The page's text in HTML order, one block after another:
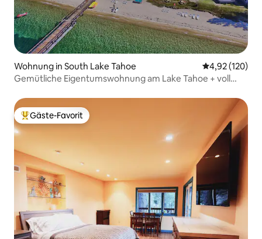
Wohnung in South Lake Tahoe
4,92 (120)
Gemütliche Eigentumswohnung am Lake Tahoe + voll
Beliebter Gäste-Favorit.
Gäste-Favorit